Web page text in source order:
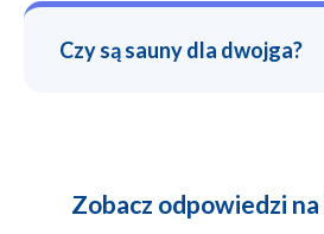
Czy są sauny dla dwojga?
Zobacz odpowiedzi